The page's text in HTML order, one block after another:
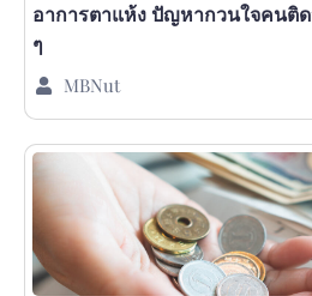
อาการตาแห้ง ปัญหากวนใจคนติด
ๆ
MBNut